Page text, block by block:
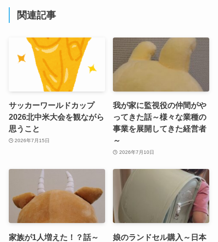
関連記事
サッカーワールドカップ
2026北中米大会を観ながら
思うこと
2026年7月15日
我が家に監視役の仲間がや
ってきた話～様々な業種の
事業を展開してきた経営者
～
2026年7月10日
家族が1人増えた！？話～
娘のランドセル購入～日本